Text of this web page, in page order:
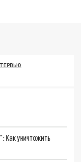
Как уничтожить